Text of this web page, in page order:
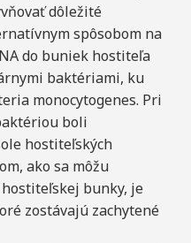
dôležité
spôsobom na
do buniek hostiteľa
baktériami, ku
monocytogenes. Pri
boli
hostiteľských
ako sa môžu
bunky, je
zostávajú zachytené